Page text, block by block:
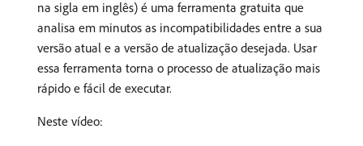
na sigla em inglês) é uma ferramenta gratuita que
analisa em minutos as incompatibilidades entre a sua
versão atual e a versão de atualização desejada. Usar
essa ferramenta torna o processo de atualização mais
rápido e fácil de executar.
Neste vídeo: